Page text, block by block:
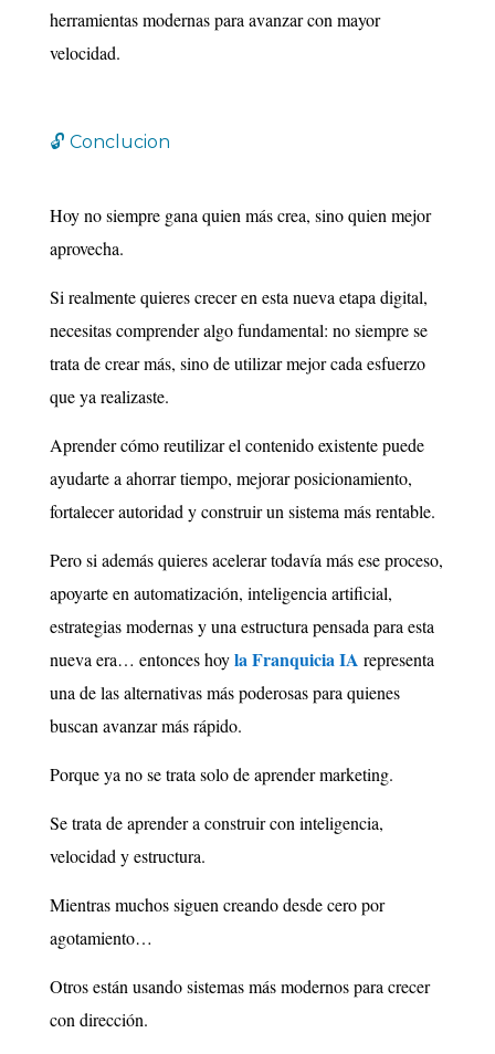
herramientas modernas para avanzar con mayor
velocidad.
🔓 Conclucion
Hoy no siempre gana quien más crea, sino quien mejor
aprovecha.
Si realmente quieres crecer en esta nueva etapa digital,
necesitas comprender algo fundamental: no siempre se
trata de crear más, sino de utilizar mejor cada esfuerzo
que ya realizaste.
Aprender cómo reutilizar el contenido existente puede
ayudarte a ahorrar tiempo, mejorar posicionamiento,
fortalecer autoridad y construir un sistema más rentable.
Pero si además quieres acelerar todavía más ese proceso,
apoyarte en automatización, inteligencia artificial,
estrategias modernas y una estructura pensada para esta
nueva era… entonces hoyla Franquicia IA representa
una de las alternativas más poderosas para quienes
buscan avanzar más rápido.
Porque ya no se trata solo de aprender marketing.
Se trata de aprender a construir con inteligencia,
velocidad y estructura.
Mientras muchos siguen creando desde cero por
agotamiento…
Otros están usando sistemas más modernos para crecer
con dirección.